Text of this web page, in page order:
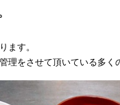
ます。
をさせて頂いている多く